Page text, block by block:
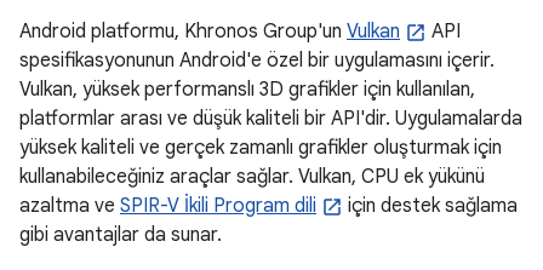
Android platformu, Khronos Group'un Vulkan
API
spesifikasyonunun Android'e özel bir uygulamasını içerir.
Vulkan, yüksek performanslı 3D grafikler için kullanılan,
platformlar arası ve düşük kaliteli bir API'dir. Uygulamalarda
yüksek kaliteli ve gerçek zamanlı grafikler oluşturmak için
kullanabileceğiniz araçlar sağlar. Vulkan, CPU ek yükünü
azaltma ve SPIR-V İkili Program dili
için destek sağlama
gibi avantajlar da sunar.